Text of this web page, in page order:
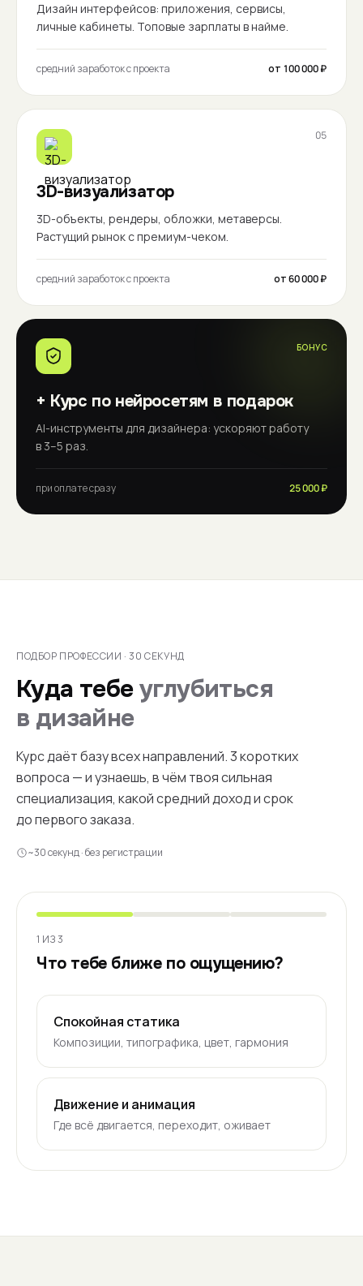
Дизайн интерфейсов: приложения, сервисы,
личные кабинеты. Топовые зарплаты в найме.
средний заработок с проекта от 100 000 ₽
05
3D-визуализатор
3D-объекты, рендеры, обложки, метаверсы.
Растущий рынок с премиум-чеком.
средний заработок с проекта от 60 000 ₽
БОНУС
+ Курс по нейросетям в подарок
AI-инструменты для дизайнера: ускоряют работу
в 3–5 раз.
при оплате сразу 25 000 ₽
ПОДБОР ПРОФЕССИИ · 30 СЕКУНД
Куда тебеуглубиться
в дизайне
Курс даёт базу всех направлений. 3 коротких
вопроса — и узнаешь, в чём твоя сильная
специализация, какой средний доход и срок
до первого заказа.
~30 секунд · без регистрации
1 ИЗ 3
Что тебе ближе по ощущению?
Спокойная статика
Композиции, типографика, цвет, гармония
Движение и анимация
Где всё двигается, переходит, оживает